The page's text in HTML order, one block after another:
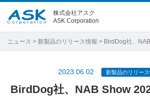
株式会社アスク
ASK Corporation
ニュース > 新製品のリリース情報 > BirdDog社、NAB Show 2023でPTZ
2023.06.02 新製品のリリー
BirdDog社、NAB Show